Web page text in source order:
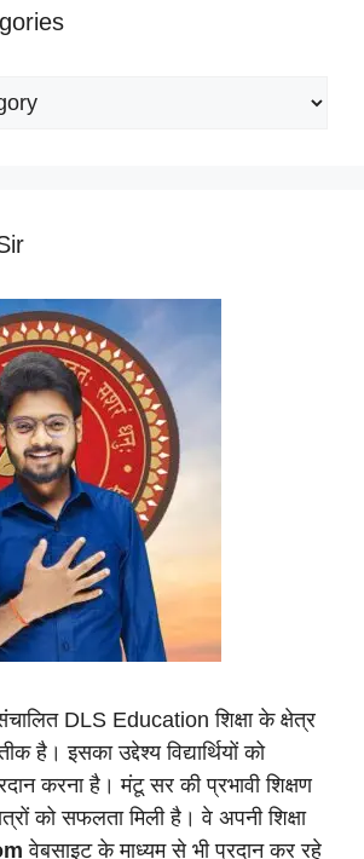
DLS Education शिक्षा के क्षेत्र
है। इसका उद्देश्य विद्यार्थियों को
करना है। मंटू सर की प्रभावी शिक्षण
को सफलता मिली है। वे अपनी शिक्षा
वेबसाइट के माध्यम से भी प्रदान कर रहे